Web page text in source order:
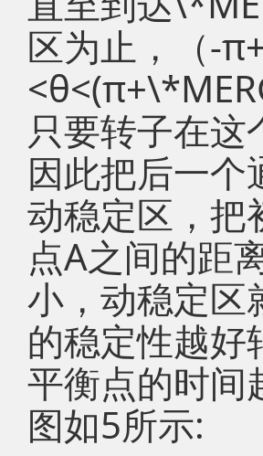
区为止，（-
只要转子在
因此把后一
动稳定区，把
点A之间的距
小，动稳定区
的稳定性越好
平衡点的时间
图如5所示: